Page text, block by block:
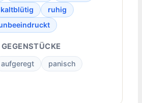
kaltblütig
ruhig
aufgeregt
panisch